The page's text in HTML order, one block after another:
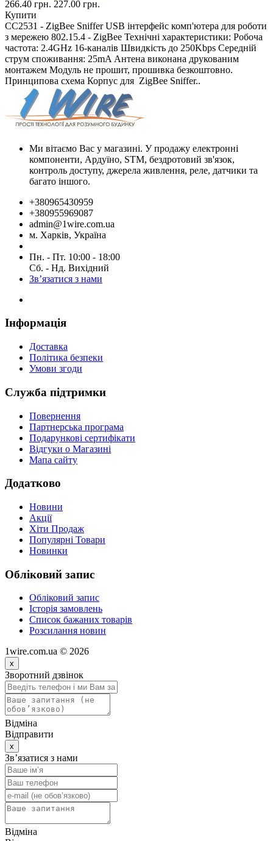
266.40 грн. 227.00 грн.
Купити
CC2531 - ZigBee Sniffer USB інтерфейс комп'ютера для роботи
з мережею 802.15.4 - ZigBee Технічні характеристики: Робоча
частота: 2.4GHz 16-каналів Швидкість до 250Kbps Середній
струм споживання: 25mA Антена виконана друкованим
монтажем Модуль не прошит, прошивка безкоштовно.
Принципова схема Корпус для ​ ZigBee Sniffer ​..
Ми вітаємо Вас у магазині. У продажу електронні
компоненти, Ардуїно, STM, бездротовий зв'язок,
контроль доступу, джерела живлення, реле, датчики та
багато іншого.
+380965430959
+380955969087
admin@1wire.com.ua
м. Харків, Україна
Пн. - Пт. 10:00 - 18:00
Сб. - Нд. Вихідний
Зв’язатися з нами
Інформація
Доставка
Політика безпеки
Умови згоди
Служба підтримки
Повернення
Партнерська програма
Подарункові сертифікати
Відгуки о Магазині
Мапа сайту
Додатково
Новини
Акції
Хіти Продаж
Популярні Товари
Новинки
Обліковий запис
Обліковий запис
Історія замовлень
Список бажаних товарів
Розсилання новин
1wire.com.ua © 2026
x
Зворотний дзвінок
Відміна
Відправити
x
Зв’язатися з нами
Відміна